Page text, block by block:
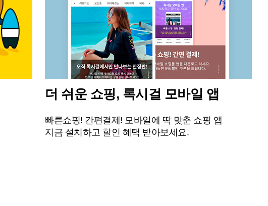
더 쉬운 쇼핑, 록시걸 모바일 앱
빠른쇼핑! 간편결제! 모바일에 딱 맞춘 쇼핑 앱
지금 설치하고 할인 혜택 받아보세요.